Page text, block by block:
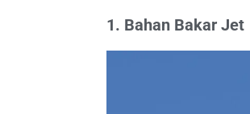
1. Bahan Bakar Jet